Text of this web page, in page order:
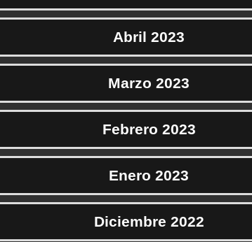
Abril 2023
Marzo 2023
Febrero 2023
Enero 2023
Diciembre 2022